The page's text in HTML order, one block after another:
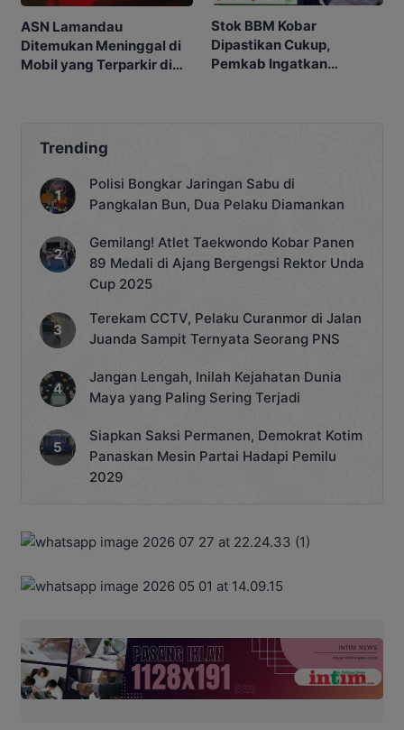
ASN Lamandau
Ditemukan Meninggal di
Mobil yang Terparkir di
Stok BBM Kobar
Dipastikan Cukup,
Pemkab Ingatkan
Trending
Polisi Bongkar Jaringan Sabu di
Pangkalan Bun, Dua Pelaku Diamankan
Gemilang! Atlet Taekwondo Kobar Panen
89 Medali di Ajang Bergengsi Rektor Unda
Cup 2025
Terekam CCTV, Pelaku Curanmor di Jalan
Juanda Sampit Ternyata Seorang PNS
Jangan Lengah, Inilah Kejahatan Dunia
Maya yang Paling Sering Terjadi
Siapkan Saksi Permanen, Demokrat Kotim
Panaskan Mesin Partai Hadapi Pemilu
2029